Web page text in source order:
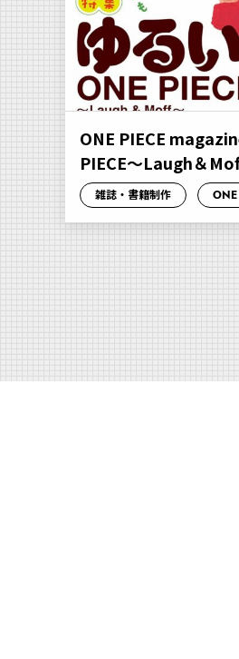
ONE PIECE
PIECE～Laugh＆
雑誌・書籍制作 ONE